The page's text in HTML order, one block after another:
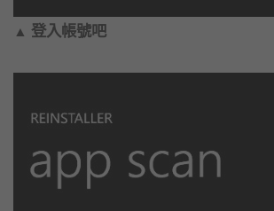
▲ 登入帳號吧